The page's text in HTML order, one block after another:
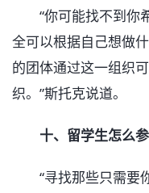
“你可能找不到你
全可以根据自己想做
的团体通过这一组织
织。”斯托克说道。
十、留学生怎么
“寻找那些只需要